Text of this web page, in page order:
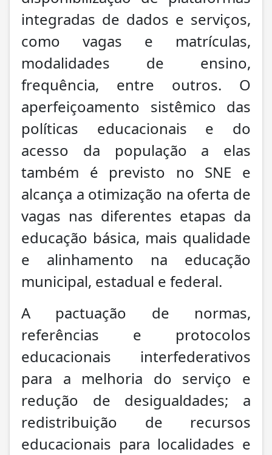
integradas de dados e serviços,
como vagas e matrículas,
modalidades de ensino,
frequência, entre outros. O
aperfeiçoamento sistêmico das
políticas educacionais e do
acesso da população a elas
também é previsto no SNE e
alcança a otimização na oferta de
vagas nas diferentes etapas da
educação básica, mais qualidade
e alinhamento na educação
municipal, estadual e federal.
A pactuação de normas,
referências e protocolos
educacionais interfederativos
para a melhoria do serviço e
redução de desigualdades; a
redistribuição de recursos
educacionais para localidades e